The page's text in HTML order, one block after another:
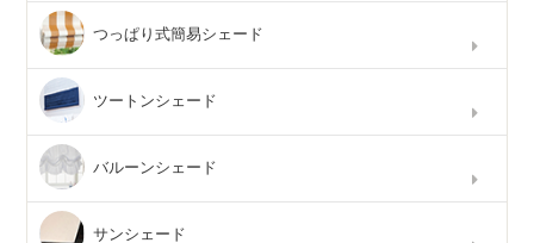
つっぱり式簡易シェード
ツートンシェード
バルーンシェード
サンシェード